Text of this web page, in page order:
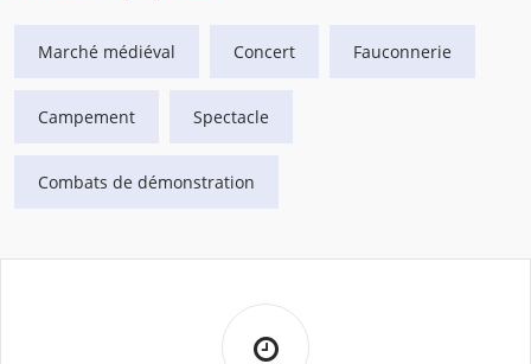
Marché médiéval Concert Fauconnerie
Campement Spectacle
Combats de démonstration